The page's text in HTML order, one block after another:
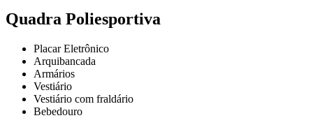
Quadra Poliesportiva
Placar Eletrônico
Arquibancada
Armários
Vestiário
Vestiário com fraldário
Bebedouro